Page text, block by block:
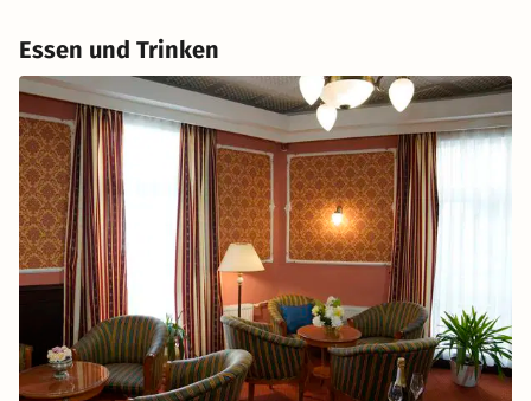
Essen und Trinken